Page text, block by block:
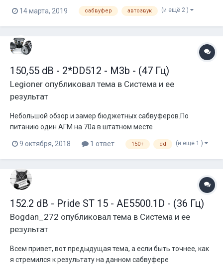
определиться с выбором саба. Что лучше, две 12ки или одну
15ку? Говорю заранее, багажник не очень большой (350 л.) и
боюсь что не хватит объема для нормального короба.
Информации по автозвук...
14 марта, 2019 сабвуфер автозвук (и ещё 2 )
150,55 dB - 2*DD512 - M3b - (47 Гц)
Legioner опубликовал тема в Система и ее
результат
Небольшой обзор и замер бюджетных сабвуферов.По
питанию один АГМ на 70а в штатном месте
9 октября, 2018 1 ответ 150+ dd (и ещё 1 )
152.2 dB - Pride ST 15 - AE5500.1D - (36 Гц)
Bogdan_272 опубликовал тема в Система и ее
результат
Всем привет, вот предыдущая тема, а если быть точнее, как
я стремился к результату на данном сабвуфере